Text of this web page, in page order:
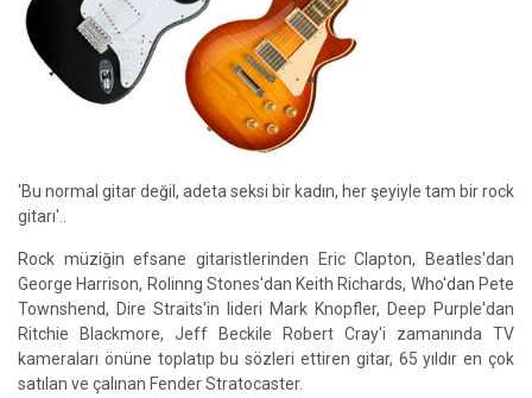
'Bu normal gitar değil, adeta seksi bir kadın, her şeyiyle tam bir rock
gitarı'..
Rock müziğin efsane gitaristlerinden Eric Clapton, Beatles'dan
George Harrison, Rolinng Stones'dan Keith Richards, Who'dan Pete
Townshend, Dire Straits'in lideri Mark Knopfler, Deep Purple'dan
Ritchie Blackmore, Jeff Beckile Robert Cray'i zamanında TV
kameraları önüne toplatıp bu sözleri ettiren gitar, 65 yıldır en çok
satılan ve çalınan Fender Stratocaster.